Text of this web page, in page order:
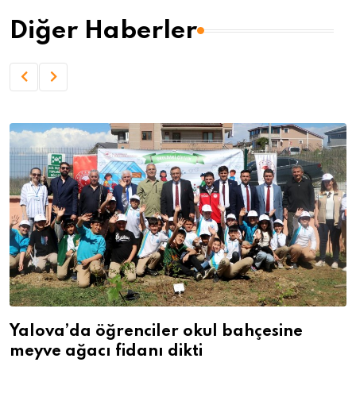
Diğer Haberler
Yalova’da öğrenciler okul bahçesine
meyve ağacı fidanı dikti